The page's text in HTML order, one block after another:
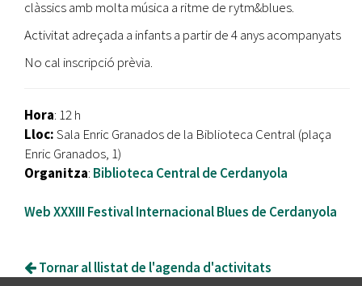
clàssics amb molta música a ritme de rytm&blues.
Activitat adreçada a infants a partir de 4 anys acompanyats
No cal inscripció prèvia.
Hora: 12 h
Lloc:Sala Enric Granados de la Biblioteca Central (plaça
Enric Granados, 1)
Organitza: Biblioteca Central de Cerdanyola
Web XXXIII Festival Internacional Blues de Cerdanyola
Tornar al llistat de l'agenda d'activitats